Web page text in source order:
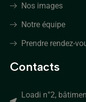
Nos images
Notre équipe
Prendre rendez-
Contacts
Loadi n°2,